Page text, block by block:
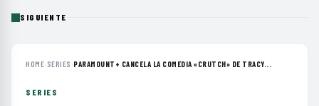
SIGUIENTE
HOME› SERIES ›PARAMOUNT+ CANCELA LA COMEDIA «CRUTCH» DE TRACY...
SERIES